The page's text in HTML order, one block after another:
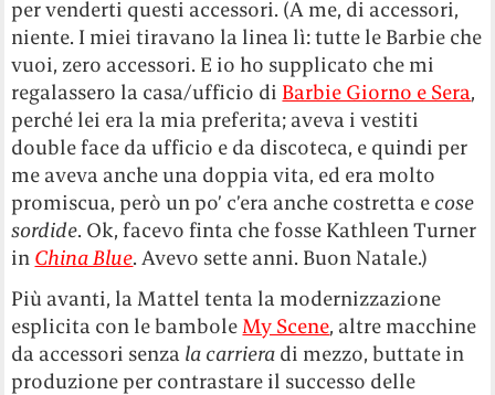
per venderti questi accessori. (A me, di accessori,
niente. I miei tiravano la linea lì: tutte le Barbie che
vuoi, zero accessori. E io ho supplicato che mi
regalassero la casa/ufficio di Barbie Giorno e Sera,
perché lei era la mia preferita; aveva i vestiti
double face da ufficio e da discoteca, e quindi per
me aveva anche una doppia vita, ed era molto
promiscua, però un po’ c’era anche costretta e cose
sordide. Ok, facevo finta che fosse Kathleen Turner
in China Blue. Avevo sette anni. Buon Natale.)
Più avanti, la Mattel tenta la modernizzazione
esplicita con le bamboleMy Scene, altre macchine
da accessori senza la carriera di mezzo, buttate in
produzione per contrastare il successo delle